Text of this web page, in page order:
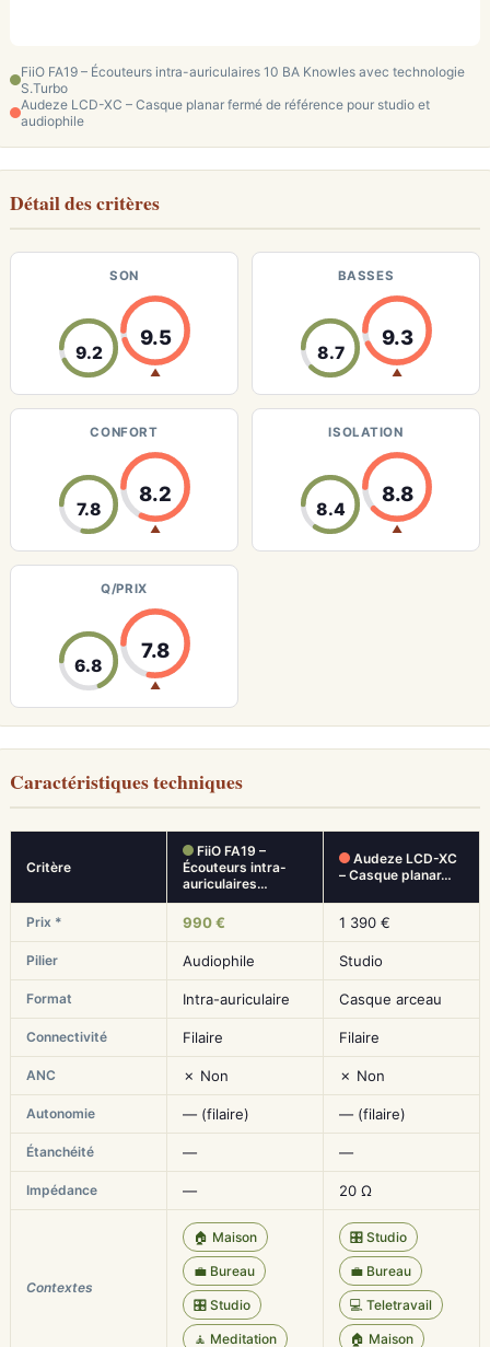
FiiO FA19 – Écouteurs intra-auriculaires 10 BA Knowles avec technologie
S.Turbo
Audeze LCD-XC – Casque planar fermé de référence pour studio et
audiophile
Détail des critères
SON
9.2
9.5
▲
BASSES
8.7
9.3
▲
CONFORT
7.8
8.2
▲
ISOLATION
8.4
8.8
▲
Q/PRIX
6.8
7.8
▲
Caractéristiques techniques
Critère
FiiO FA19 –
Écouteurs intra-
auriculaires…
Audeze LCD-XC
– Casque planar…
Prix * 990 € 1 390 €
Pilier Audiophile Studio
Format Intra-auriculaire Casque arceau
Connectivité Filaire Filaire
ANC ✗ Non ✗ Non
Autonomie — (filaire) — (filaire)
Étanchéité — —
Impédance — 20 Ω
Contextes
🏠 Maison
💼 Bureau
🎛️ Studio
🧘 Meditation
🎛️ Studio
💼 Bureau
💻 Teletravail
🏠 Maison